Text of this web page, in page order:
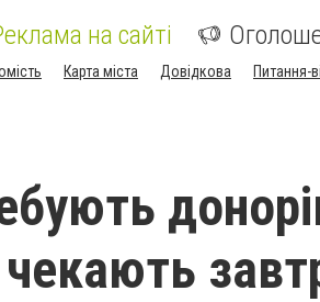
на сайті
Карта міста Довідкова Питання-
чекають